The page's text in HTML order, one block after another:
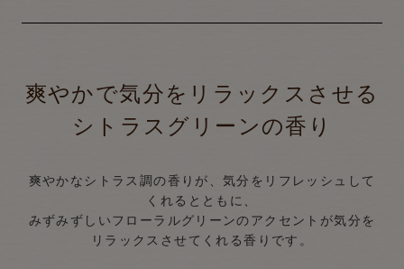
爽やかで気分をリラックスさせる
シトラスグリーンの香り
爽やかなシトラス調の香りが、気分をリフレッシュして
くれるとともに、
みずみずしいフローラルグリーンのアクセントが気分を
リラックスさせてくれる香りです。